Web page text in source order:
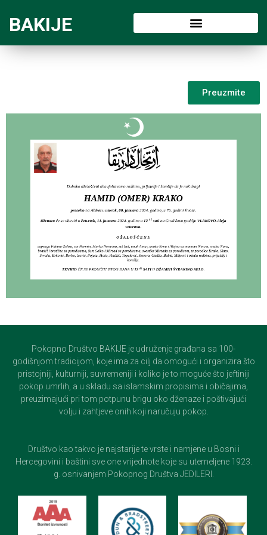
BAKIJE
Preuzmite
Pokopno Društvo BAKIJE je udruženje građana sa 100-
godišnjom tradicijom, koje ima za cilj da omogući i organizira što
pristojniji, kulturniji, suvremeniji i koliko je to moguće što jeftiniji
pokop umrlih, a u skladu sa islamskim propisima i običajima,
preuzimajući pri tom potpunu brigu oko dženaze i poštivajući
volju i zahtjeve onih koji naručuju pokop.
Društvo kao takvo je najstarije te vrste i namjene u Bosni i
Hercegovini i baštini sve one vrijednote koje su utemeljene 1923.
g. osnivanjem Pokopnog Društva JEDILERI.